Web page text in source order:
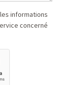
informations
concerné